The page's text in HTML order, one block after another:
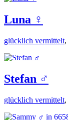
Luna ♀️
glücklich vermittelt,
Stefan ♂️
glücklich vermittelt,